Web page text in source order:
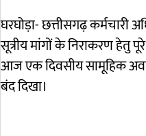
घरघोड़ा- छत्तीसगढ़ कर्मचारी
सूत्रीय मांगों के निराकरण हेतु
आज एक दिवसीय सामूहिक
बंद दिखा।